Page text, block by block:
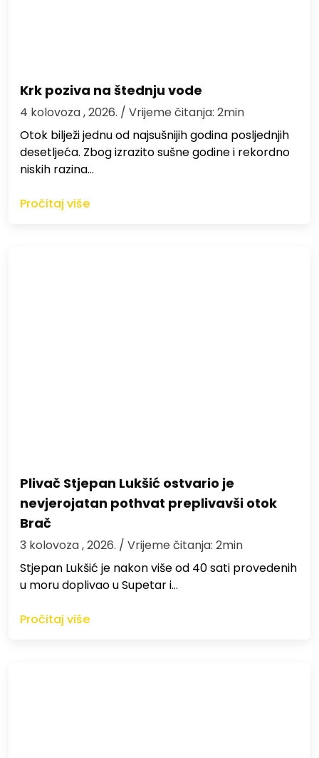
Krk poziva na štednju vode
4 kolovoza , 2026. / Vrijeme čitanja: 2min
Otok bilježi jednu od najsušnijih godina posljednjih
desetljeća. Zbog izrazito sušne godine i rekordno
niskih razina…
Pročitaj više
Plivač Stjepan Lukšić ostvario je
nevjerojatan pothvat preplivavši otok
Brač
3 kolovoza , 2026. / Vrijeme čitanja: 2min
St​jepan Lukšić je nakon više od 40 sati provedenih
u moru doplivao u Supetar i…
Pročitaj više